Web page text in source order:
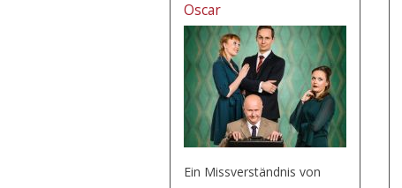
Oscar
Ein Missverständnis von